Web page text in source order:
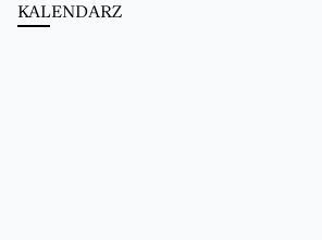
KALENDARZ